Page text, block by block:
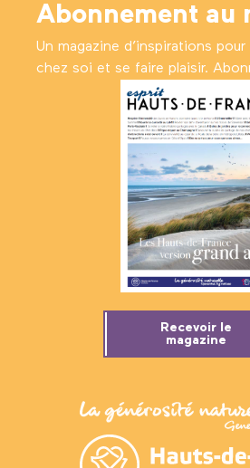
Abonnement au
Un magazine d’inspirations
chez soi et se faire plaisir.
Recevoir le
magazine